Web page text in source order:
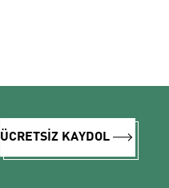
ÜCRETSİZ KAYDOL